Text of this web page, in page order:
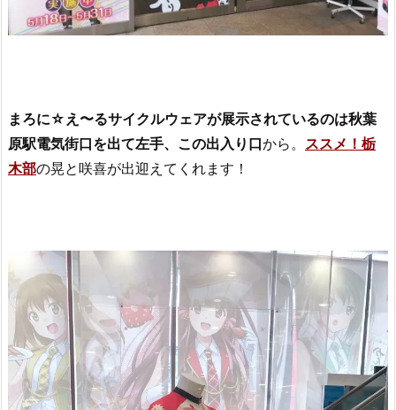
まろに☆え〜るサイクルウェアが展示されているのは秋葉
原駅電気街口を出て左手、この出入り口から。 ススメ！栃
木部の晃と咲喜が出迎えてくれます！